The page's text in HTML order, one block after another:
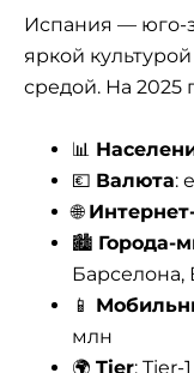
Испания — юго-
яркой
средой. На 2025
📊
💶 Валюта:
🌐
🏙️ Города-
Барселона,
📱
млн
🌍 Tier: Tier-